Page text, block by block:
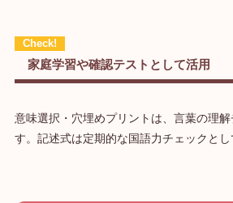
家庭学習や確認テストとして活用
意味選択・穴埋めプリントは、言葉の理
す。記述式は定期的な国語力チェックとし